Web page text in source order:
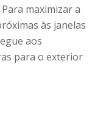
maximizar a
às janelas
aos
para o exterior